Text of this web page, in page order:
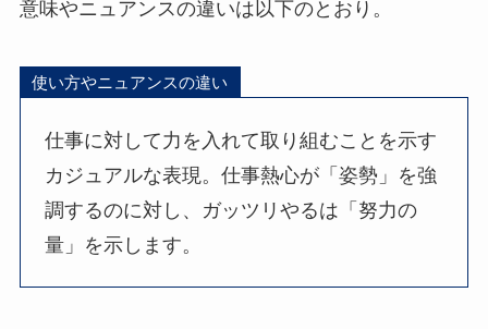
意味やニュアンスの違いは以下のとおり。
使い方やニュアンスの違い
仕事に対して力を入れて取り組むことを示す
カジュアルな表現。仕事熱心が「姿勢」を強
調するのに対し、ガッツリやるは「努力の
量」を示します。